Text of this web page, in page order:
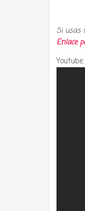
Si usas
Enlace
Youtube: